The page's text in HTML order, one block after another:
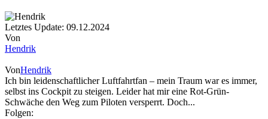
Letztes Update: 09.12.2024
Von
Hendrik
VonHendrik
Ich bin leidenschaftlicher Luftfahrtfan – mein Traum war es immer,
selbst ins Cockpit zu steigen. Leider hat mir eine Rot-Grün-
Schwäche den Weg zum Piloten versperrt. Doch...
Folgen: